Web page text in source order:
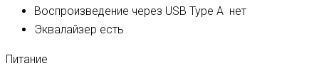
Воспроизведение через USB Type A нет
Эквалайзер есть
Питание